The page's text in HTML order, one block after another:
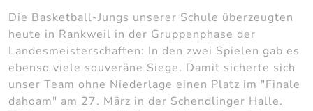
Die Basketball-Jungs unserer Schule überzeugten
heute in Rankweil in der Gruppenphase der
Landesmeisterschaften: In den zwei Spielen gab es
ebenso viele souveräne Siege. Damit sicherte sich
unser Team ohne Niederlage einen Platz im "Finale
dahoam" am 27. März in der Schendlinger Halle.